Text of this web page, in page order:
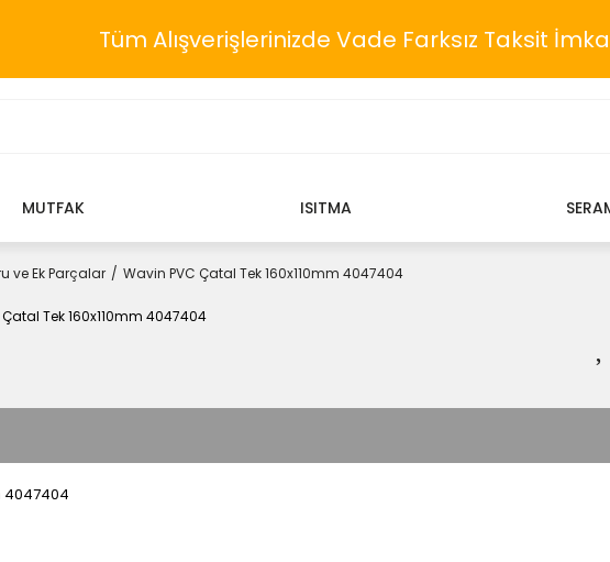
Tüm Alışverişlerinizde Vade Farksız Taksit
MUTFAK ISITMA
ve Ek Parçalar Wavin PVC Çatal Tek 160x110mm 4047404
4047404